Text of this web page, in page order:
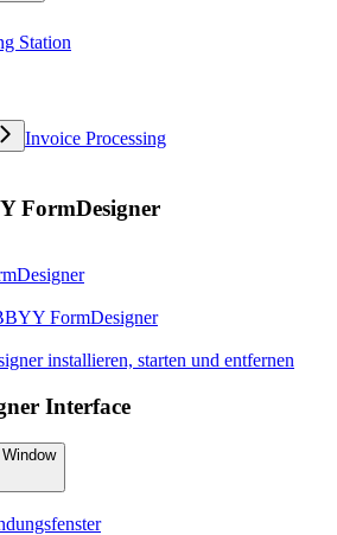
Station
Invoice Processing
FormDesigner
FormDesigner
installieren, starten und entfernen
Interface